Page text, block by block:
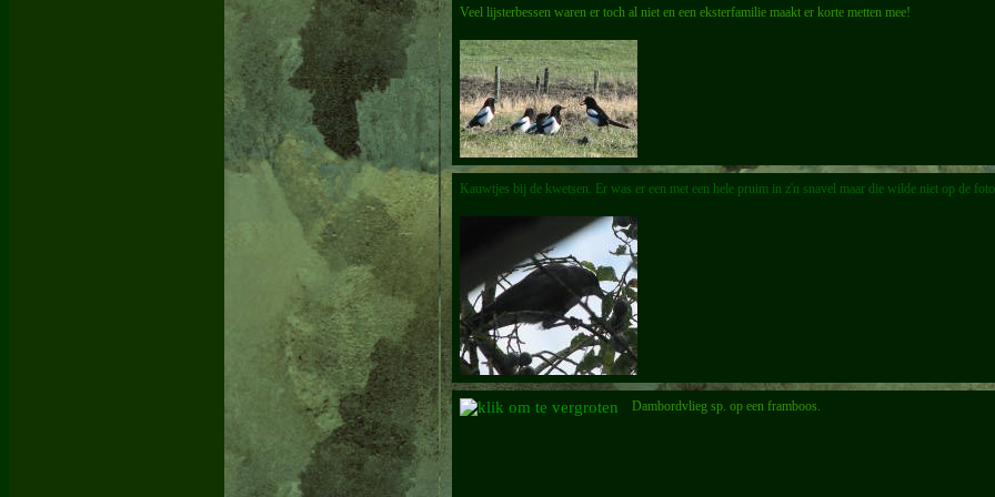
Veel lijsterbessen waren er toch al niet en een eksterfamilie maakt er korte metten mee!
Kauwtjes bij de kwetsen. Er was er een met een hele pruim in z'n snavel maar die wilde niet op de
Dambordvlieg sp. op een framboos.